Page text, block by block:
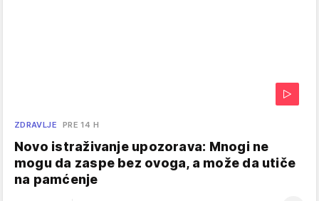
ZDRAVLJE PRE 14 H
Novo istraživanje upozorava: Mnogi ne
mogu da zaspe bez ovoga, a može da utiče
na pamćenje